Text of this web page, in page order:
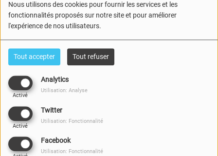
Nous utilisons des cookies pour fournir les services et les
fonctionnalités proposés sur notre site et pour améliorer
l'expérience de nos utilisateurs.
Tout accepter Tout refuser
Analytics
Activé
Utilisation: Analyse
Twitter
Activé
Utilisation: Fonctionnalité
Facebook
Utilisation: Fonctionnalité
01 OCTOBRE 2025
Deux animatrices: Véro et Sophie, une invitée, un parcours
de vie, une thématique 100% femmes.
Pour écouter le podcast, c'est juste ici :